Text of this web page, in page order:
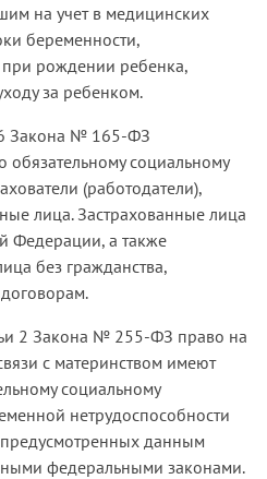
на учет в медицинских
беременности,
рождении ребенка,
за ребенком.
6 Закона № 165-ФЗ
социальному
(работодатели),
лица. Застрахованные лица
Федерации, а также
без гражданства,
2 Закона № 255-ФЗ право на
с материнством имеют
социальному
нетрудоспособности
данным
федеральными законами.